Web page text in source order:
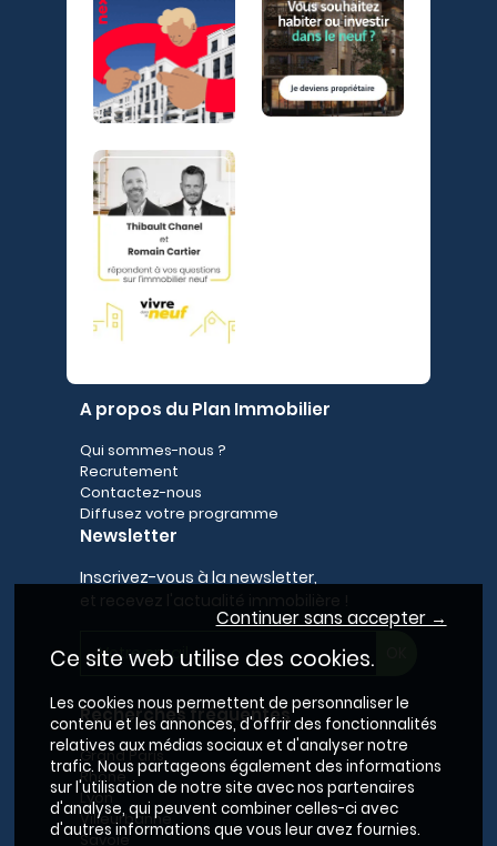
A propos du Plan Immobilier
Qui sommes-nous ?
Recrutement
Contactez-nous
Diffusez votre programme
Newsletter
Inscrivez-vous à la newsletter,
Recherches fréquentes
Grand Paris
Rhône
Lyon
Villeurbanne
Savoie
Continuer sans accepter →
Ce site web utilise des cookies.
Les cookies nous permettent de personnaliser le
contenu et les annonces, d'offrir des fonctionnalités
relatives aux médias sociaux et d'analyser notre
trafic. Nous partageons également des informations
sur l'utilisation de notre site avec nos partenaires
d'analyse, qui peuvent combiner celles-ci avec
d'autres informations que vous leur avez fournies.